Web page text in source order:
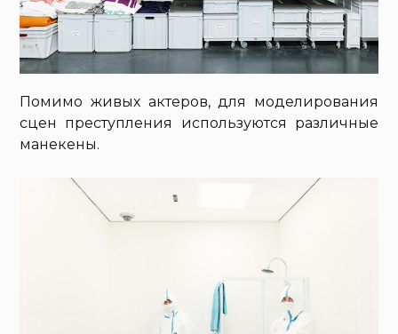
Помимо живых актеров, для моделирования
сцен преступления используются различные
манекены.